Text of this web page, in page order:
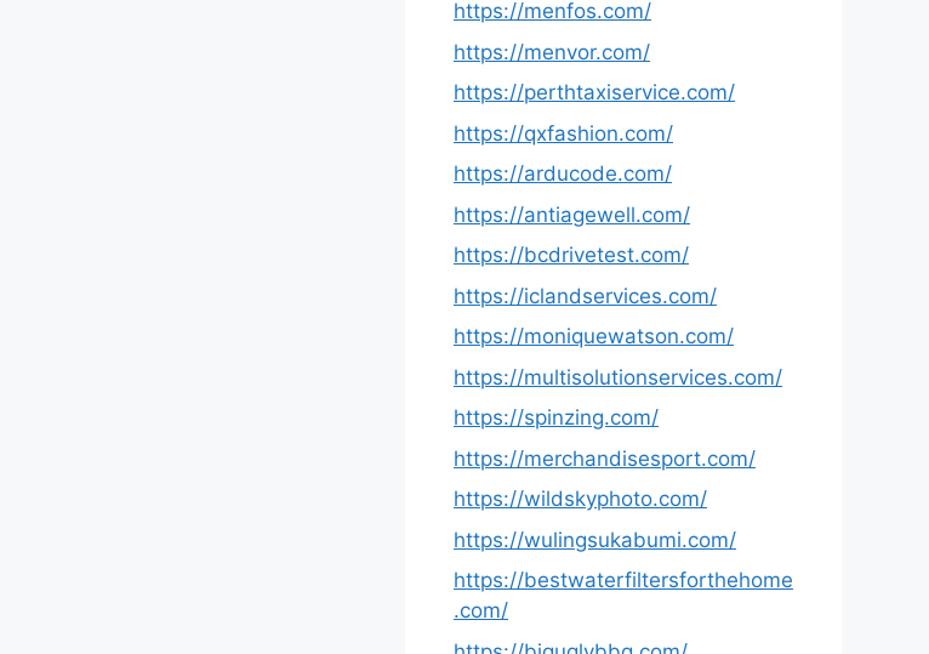
https://menfos.com/
https://menvor.com/
https://perthtaxiservice.com/
https://qxfashion.com/
https://arducode.com/
https://antiagewell.com/
https://bcdrivetest.com/
https://iclandservices.com/
https://moniquewatson.com/
https://multisolutionservices.com/
https://spinzing.com/
https://merchandisesport.com/
https://wildskyphoto.com/
https://wulingsukabumi.com/
https://bestwaterfiltersforthehome
.com/